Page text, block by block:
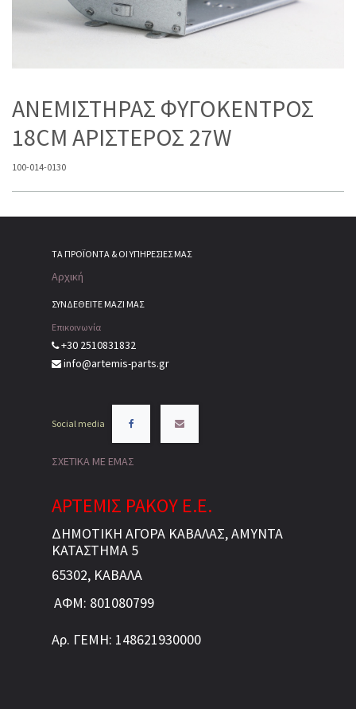
ΑΝΕΜΙΣΤΗΡΑΣ ΦΥΓΟΚΕΝΤΡΟΣ
18CM ΑΡΙΣΤΕΡΟΣ 27W
100-014-0130
ΤΑ ΠΡΟΪΌΝΤΑ & ΟΙ ΥΠΗΡΕΣΊΕΣ ΜΑΣ
Αρχική
ΣΥΝΔΕΘΕΙΤΕ ΜΑΖΙ ΜΑΣ
Επικοινωνία
+30 2510831832
info@artemis-parts.gr
Social media
ΣΧΕΤΙΚΑ ΜΕ ΕΜΑΣ
ΑΡΤΕΜΙΣ ΡΑΚΟΥ Ε.Ε.
ΔΗΜΟΤΙΚΗ ΑΓΟΡΑ ΚΑΒΑΛΑΣ, ΑΜΥΝΤΑ
ΚΑΤΑΣΤΗΜΑ 5
65302, ΚΑΒΑΛΑ
ΑΦΜ: 801080799
Αρ. ΓΕΜΗ: 148621930000